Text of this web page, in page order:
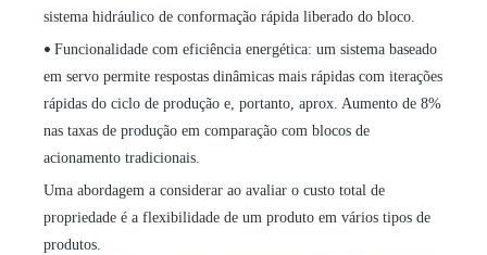
sistema hidráulico de conformação rápida liberado do bloco.
• Funcionalidade com eficiência energética: um sistema baseado
em servo permite respostas dinâmicas mais rápidas com iterações
rápidas do ciclo de produção e, portanto, aprox. Aumento de 8%
nas taxas de produção em comparação com blocos de
acionamento tradicionais.
Uma abordagem a considerar ao avaliar o custo total de
propriedade é a flexibilidade de um produto em vários tipos de
produtos.